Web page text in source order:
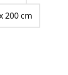
200 cm